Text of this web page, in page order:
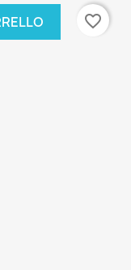
favorite_border